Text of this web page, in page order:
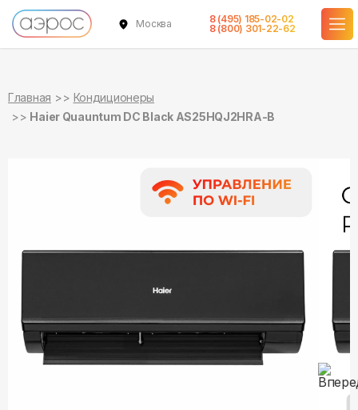
Москва
8 (495) 185-02-02
8 (800) 301-22-62
Главная
Кондиционеры
Haier Quauntum DC Black AS25HQJ2HRA-B
в наличии
в наличии